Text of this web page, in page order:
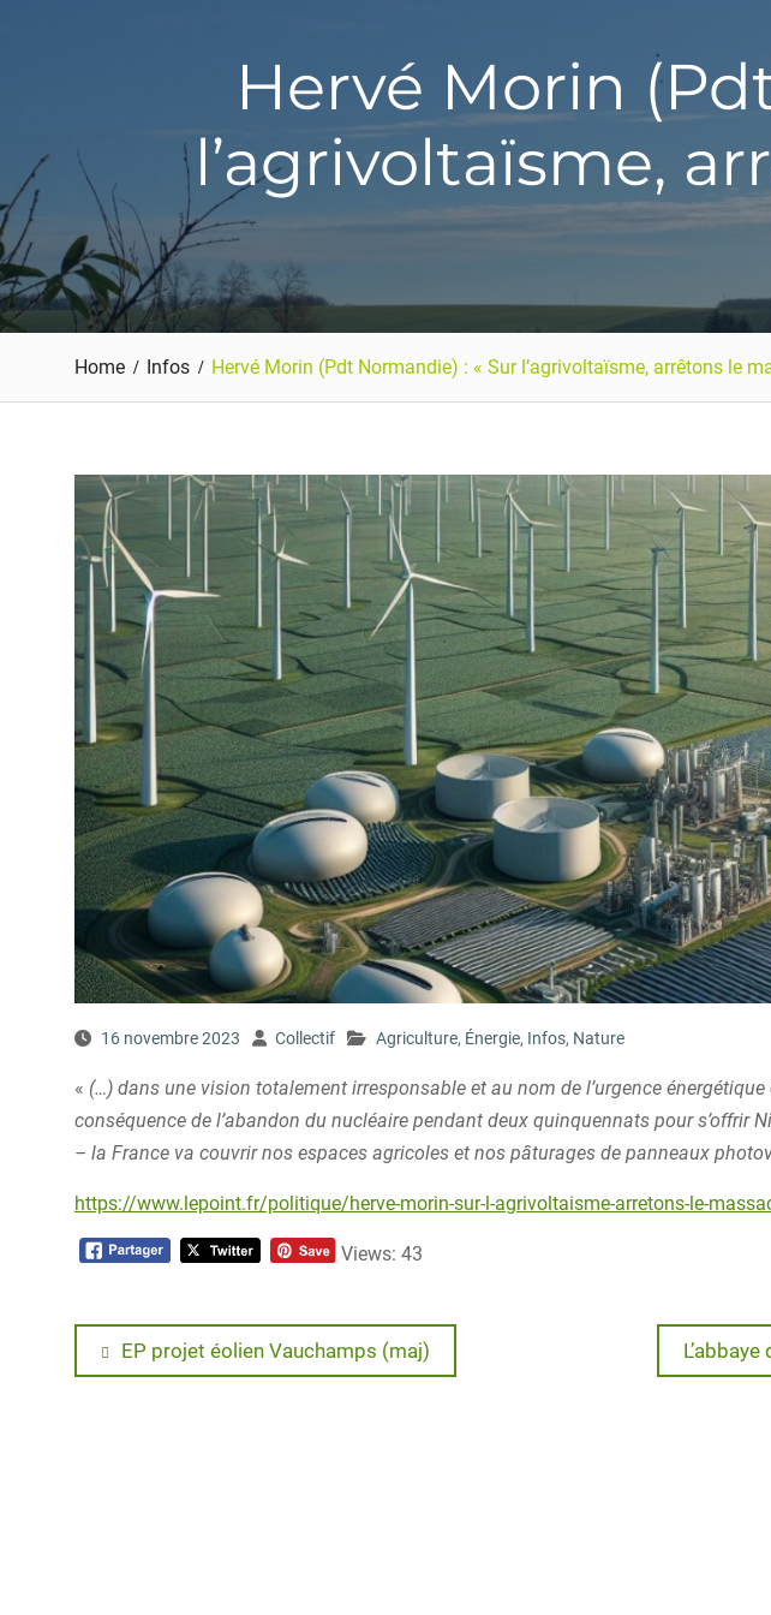
Hervé Morin
l’agrivoltaïsme,
Home Infos Hervé Morin (Pdt Normandie) : « Sur l’agrivoltaïsme, arrêtons le
16 novembre 2023 Collectif Agriculture, Énergie, Infos, Nature
« (…) dans une vision totalement irresponsable et au nom de l’urgence
conséquence de l’abandon du nucléaire pendant deux quinquennats pour s’offrir
– la France va couvrir nos espaces agricoles et nos pâturages de panneaux
https://www.lepoint.fr/politique/herve-morin-sur-l-agrivoltaisme-arretons-le-
Views: 43
Navigation
Previous
post:
EP projet éolien Vauchamps (maj)
Next
post: